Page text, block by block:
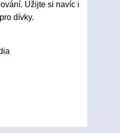
Užijte si navíc i
dívky.